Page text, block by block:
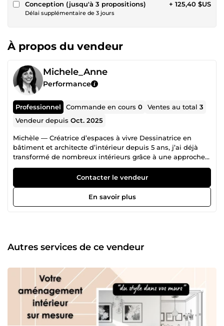
Conception (jusqu'à 3 propositions)
Délai supplémentaire de 3 jours
+ 125,40 $US
À propos du vendeur
Michele_Anne
Performance
Professionnel Commande en cours0 Ventes au total3
Vendeur depuisOct. 2025
Michèle — Créatrice d’espaces à vivre Dessinatrice en
bâtiment et architecte d’intérieur depuis 5 ans, j’ai déjà
transformé de nombreux intérieurs grâce à une approche
précise, sensible et résolument sur mesure. Mon objectif :
sublimer votre espace pour en révéler toute la force et
l’évidence. Pourquoi me choisir : • Une expertise solide et
des dizaines de dossiers menés avec succès • Un sens du
détail qui change tout • Des solutions élégantes,
des attentes des services instructeurs français. Mes
services : Conception d’espaces Déclaration préalable de
Modélisation 3D Envie de sublimer votre intérieur ? Je
transforme vos idées en un lieu qui vous ressemble
vraiment ✨
Contacter le vendeur
En savoir plus
Autres services de ce vendeur